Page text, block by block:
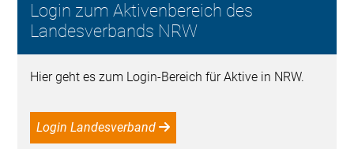
Login zum Aktivenbereich des
Landesverbands NRW
Hier geht es zum Login-Bereich für Aktive in NRW.
Login Landesverband